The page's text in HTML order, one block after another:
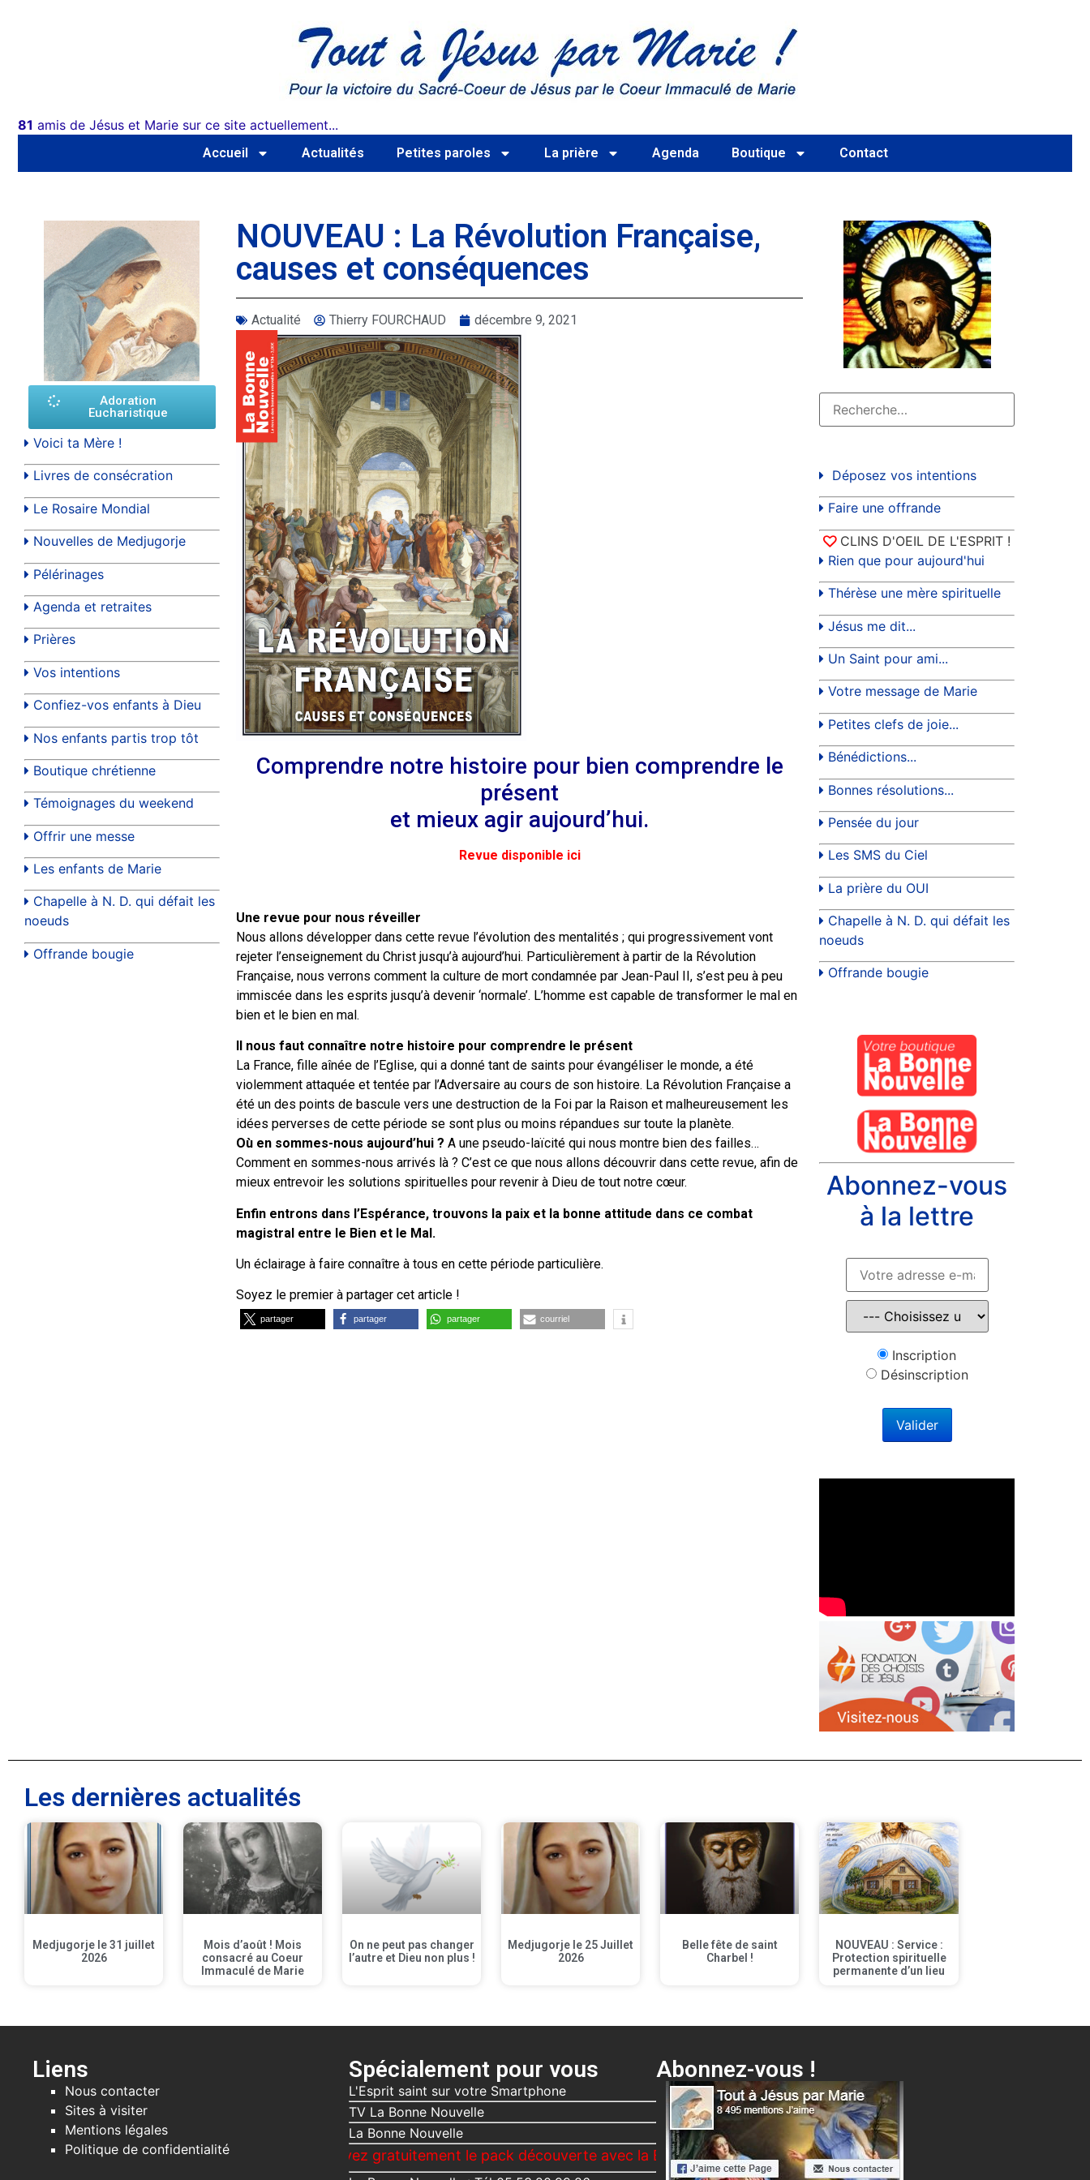
81 amis de Jésus et Marie sur ce site actuellement...
Accueil Actualités Petites paroles La prière Agenda Boutique Contact
Adoration
Eucharistique
Voici ta Mère !
Livres de consécration
Le Rosaire Mondial
Nouvelles de Medjugorje
Pélérinages
Agenda et retraites
Prières
Vos intentions
Confiez-vos enfants à Dieu
Nos enfants partis trop tôt
Boutique chrétienne
Témoignages du weekend
Offrir une messe
Les enfants de Marie
Chapelle à N. D. qui défait les
noeuds
Offrande bougie
NOUVEAU : La Révolution Française,
causes et conséquences
Actualité Thierry FOURCHAUD décembre 9, 2021
Comprendre notre histoire pour bien comprendre le
présent
et mieux agir aujourd’hui.
Revue disponible ici
Une revue pour nous réveiller
Nous allons développer dans cette revue l’évolution des mentalités ; qui progressivement vont
rejeter l’enseignement du Christ jusqu’à aujourd’hui. Particulièrement à partir de la Révolution
Française, nous verrons comment la culture de mort condamnée par Jean-Paul II, s’est peu à peu
immiscée dans les esprits jusqu’à devenir ‘normale’. L’homme est capable de transformer le mal en
bien et le bien en mal.
Il nous faut connaître notre histoire pour comprendre le présent
La France, fille aînée de l’Eglise, qui a donné tant de saints pour évangéliser le monde, a été
violemment attaquée et tentée par l’Adversaire au cours de son histoire. La Révolution Française a
été un des points de bascule vers une destruction de la Foi par la Raison et malheureusement les
idées perverses de cette période se sont plus ou moins répandues sur toute la planète.
Où en sommes-nous aujourd’hui ? A une pseudo-laïcité qui nous montre bien des failles…
Comment en sommes-nous arrivés là ? C’est ce que nous allons découvrir dans cette revue, afin de
mieux entrevoir les solutions spirituelles pour revenir à Dieu de tout notre cœur.
Enfin entrons dans l’Espérance, trouvons la paix et la bonne attitude dans ce combat
magistral entre le Bien et le Mal.
Un éclairage à faire connaître à tous en cette période particulière.
Soyez le premier à partager cet article !
partager partager partager courriel
Déposez vos intentions
Faire une offrande
CLINS D'OEIL DE L'ESPRIT !
Rien que pour aujourd'hui
Thérèse une mère spirituelle
Jésus me dit...
Un Saint pour ami...
Votre message de Marie
Petites clefs de joie...
Bénédictions...
Bonnes résolutions...
Pensée du jour
Les SMS du Ciel
La prière du OUI
Chapelle à N. D. qui défait les
noeuds
Offrande bougie
Abonnez-vous
à la lettre
Inscription
Désinscription
Les dernières actualités
Medjugorje le 31 juillet
2026
Mois d’août ! Mois
consacré au Coeur
Immaculé de Marie
On ne peut pas changer
l’autre et Dieu non plus !
Medjugorje le 25 Juillet
2026
Belle fête de saint
Charbel !
NOUVEAU : Service :
Protection spirituelle
permanente d’un lieu
Liens
Nous contacter
Sites à visiter
Mentions légales
Politique de confidentialité
Spécialement pour vous
L'Esprit saint sur votre Smartphone
TV La Bonne Nouvelle
La Bonne Nouvelle
Recevez gratuitement le pack découverte avec la Bonne Nouvelle, Le Voici ta Mère + différentes surprises…
Abonnez-vous !